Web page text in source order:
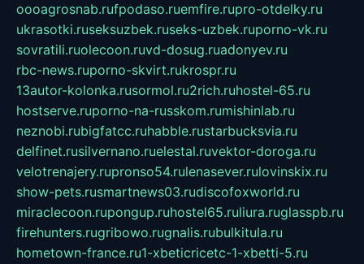
oooagrosnab.rufpodaso.ruemfire.rupro-otdelky.ru
ukrasotki.ruseksuzbek.ruseks-uzbek.ruporno-vk.ru
sovratili.ruolecoon.ruvd-dosug.ruadonyev.ru
rbc-news.ruporno-skvirt.rukrospr.ru
13autor-kolonka.rusormol.ru2rich.ruhostel-65.ru
hostserve.ruporno-na-russkom.rumishinlab.ru
neznobi.rubigfatcc.ruhabble.rustarbucksvia.ru
delfinet.rusilvernano.ruelestal.ruvektor-doroga.ru
velotrenajery.rupronso54.rulenasever.rulovinskix.ru
show-pets.rusmartnews03.rudiscofoxworld.ru
miraclecoon.rupongup.ruhostel65.ruliura.ruglasspb.ru
firehunters.rugribowo.rugnalis.rubulkitula.ru
hometown-france.ru1-xbeticricetc-1-xbetti-5.ru